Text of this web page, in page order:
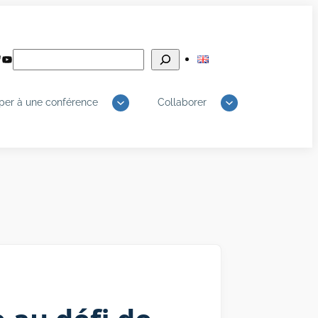
YouTube
à une conférence Collaborer